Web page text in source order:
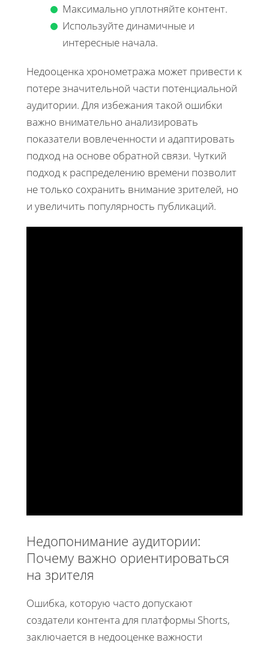
Максимально уплотняйте контент.
Используйте динамичные и
интересные начала.
Недооценка хронометража может привести к
потере значительной части потенциальной
аудитории. Для избежания такой ошибки
важно внимательно анализировать
показатели вовлеченности и адаптировать
подход на основе обратной связи. Чуткий
подход к распределению времени позволит
не только сохранить внимание зрителей, но
и увеличить популярность публикаций.
Недопонимание аудитории:
Почему важно ориентироваться
на зрителя
Ошибка, которую часто допускают
создатели контента для платформы Shorts,
заключается в недооценке важности